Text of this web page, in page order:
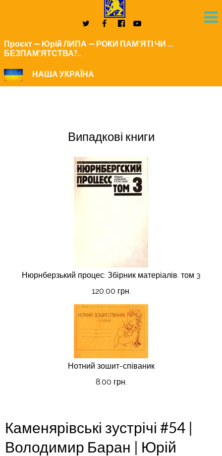
Проєкт — Юрій ЛИПА — РОКИ ПАМ'ЯТІ ЧИ ...
БЕЗПАМ’ЯТСТВА?..
НАША УКРАЇНА
Випадкові книги
Нюрнберзький процес: Збірник матеріалів. том 3
120.00 грн.
Нотний зошит-співаник
8.00 грн.
Каменярівські зустрічі #54 |
Володимир Баран | Юрій